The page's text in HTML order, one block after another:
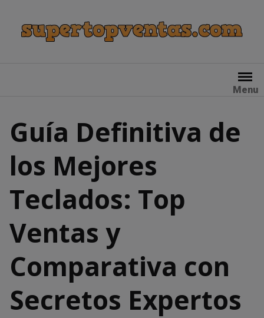
content
Menu
Guía Definitiva de
los Mejores
Teclados: Top
Ventas y
Comparativa con
Secretos Expertos